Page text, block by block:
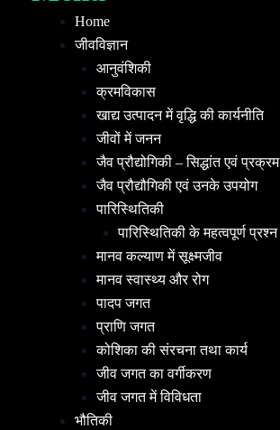
Home
जीवविज्ञान
आनुवंशिकी
क्रमविकास
खाद्य उत्पादन में वृद्धि की कार्यनीति
जीवों में जनन
जैव प्रौद्योगिकी – सिद्धांत एवं प्रक्रम
जैव प्रौद्यौगिकी एवं उनके उपयोग
पारिस्थितिकी
पारिस्थितिकी के महत्वपूर्ण प्रश्न
मानव कल्याण में सूक्ष्मजीव
मानव स्वास्थ्य और रोग
पादप जगत
प्राणि जगत
कोशिका की संरचना तथा कार्य
जीव जगत का वर्गीकरण
जीव जगत में विविधता
भौतिकी